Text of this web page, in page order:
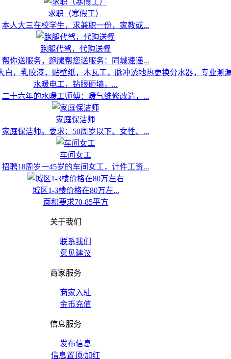
求职（寒假工）
本人大三在校学生，求兼职一份，家教或...
跑腿代驾，代购送餐
帮你送服务，跑腿帮您送服务：同城速递...
水暖电工，钻眼砸墙，...
二十六年的水暖工师傅：暖气维修改造，...
家庭保洁师
家庭保洁师。要求：50周岁以下、女性、...
车间女工
招聘18周岁一45岁的车间女工，计件工资...
城区1-3楼价格在80万左...
面积要求70-85平方
关于我们
联系我们
意见建议
商家服务
商家入驻
金币充值
信息服务
发布信息
信息置顶/加红